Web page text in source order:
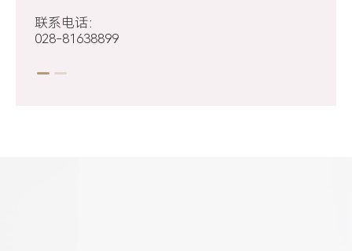
联系电话：
028-81638899
028-85095926